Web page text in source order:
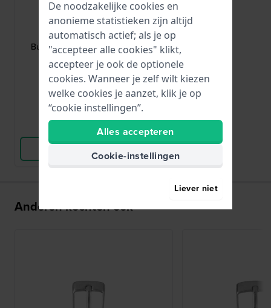
HWG
BUCKLE-16-B
Buckle Zwart gecoate gesp 16mm
2,95
● Op voorraad
Vergelijk
Bekijk Product
Anderen kochten ook
De noodzakelijke cookies en
anonieme statistieken zijn altijd
automatisch actief; als je op
"accepteer alle cookies" klikt,
accepteer je ook de optionele
cookies. Wanneer je zelf wilt kiezen
welke cookies je aanzet, klik je op
“cookie instellingen”.
Alles accepteren
Cookie-instellingen
Liever niet